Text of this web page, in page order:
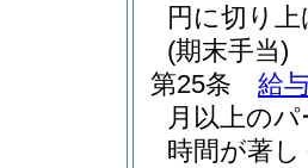
円に切り
(期末手当)
第25条
給
月以上の
時間が著